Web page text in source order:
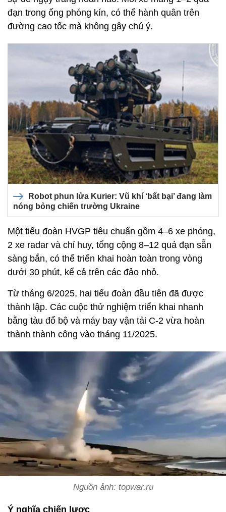
đạn trong ống phóng kín, có thể hành quân trên
đường cao tốc mà không gây chú ý.
Robot phun lửa Kurier: Vũ khí ‘bất bại’ đang làm
nóng bỏng chiến trường Ukraine
Một tiểu đoàn HVGP tiêu chuẩn gồm 4–6 xe phóng,
2 xe radar và chỉ huy, tổng cộng 8–12 quả đạn sẵn
sàng bắn, có thể triển khai hoàn toàn trong vòng
dưới 30 phút, kể cả trên các đảo nhỏ.
Từ tháng 6/2025, hai tiểu đoàn đầu tiên đã được
thành lập. Các cuộc thử nghiệm triển khai nhanh
bằng tàu đổ bộ và máy bay vận tải C-2 vừa hoàn
thành thành công vào tháng 11/2025.
Nguồn ảnh: topwar.ru
Ý nghĩa chiến lược